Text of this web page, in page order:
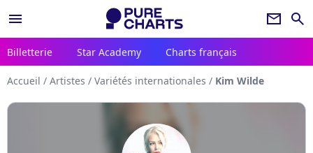
menu newsletter search
Billetterie Star Academy Charts français
Accueil / Artistes / Variétés internationales / Kim Wilde